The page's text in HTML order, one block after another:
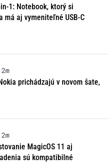
1: Notebook, ktorý si
má aj vymeniteľné USB-C
2m
prichádzajú v novom šate,
2m
MagicOS 11 aj
sú kompatibilné